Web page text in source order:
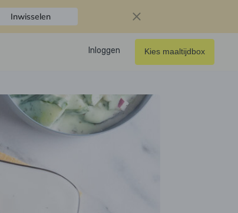
Inwisselen
Inloggen Kies maaltijdbox